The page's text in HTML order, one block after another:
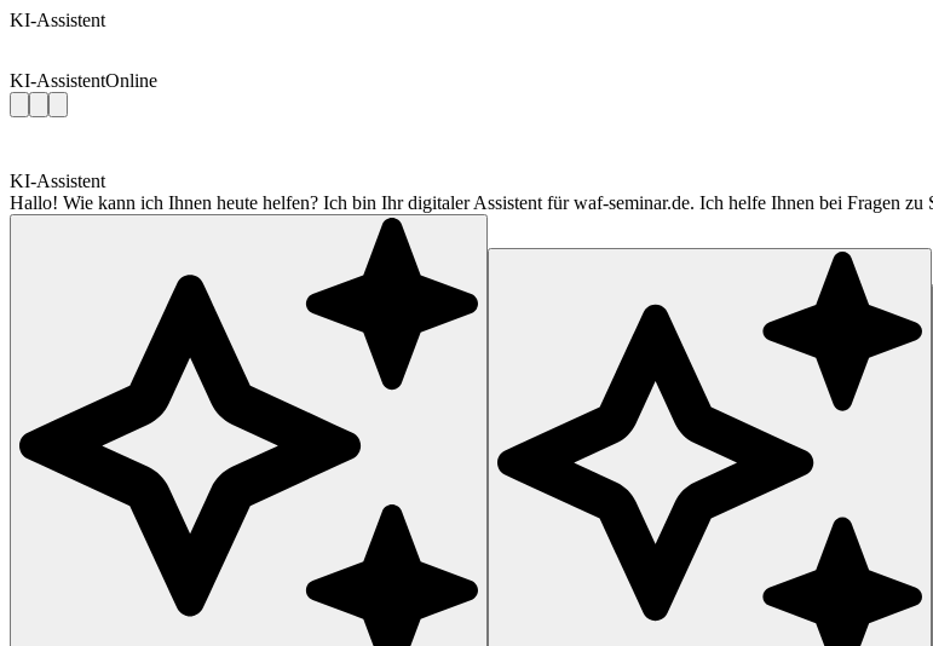
KI-Assistent
KI-AssistentOnline
KI-Assistent
Hallo! Wie kann ich Ihnen heute helfen? Ich bin Ihr digitaler Assistent für waf-seminar.de. Ich helfe Ihnen bei Fragen